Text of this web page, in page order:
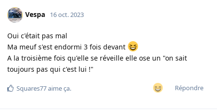
Vespa 16 oct. 2023
Oui c'était pas mal
Ma meuf s'est endormi 3 fois devant
A la troisième fois qu'elle se réveille elle ose un "on sait
toujours pas qui c'est lui !"
Répondre
Squares77aime ça.